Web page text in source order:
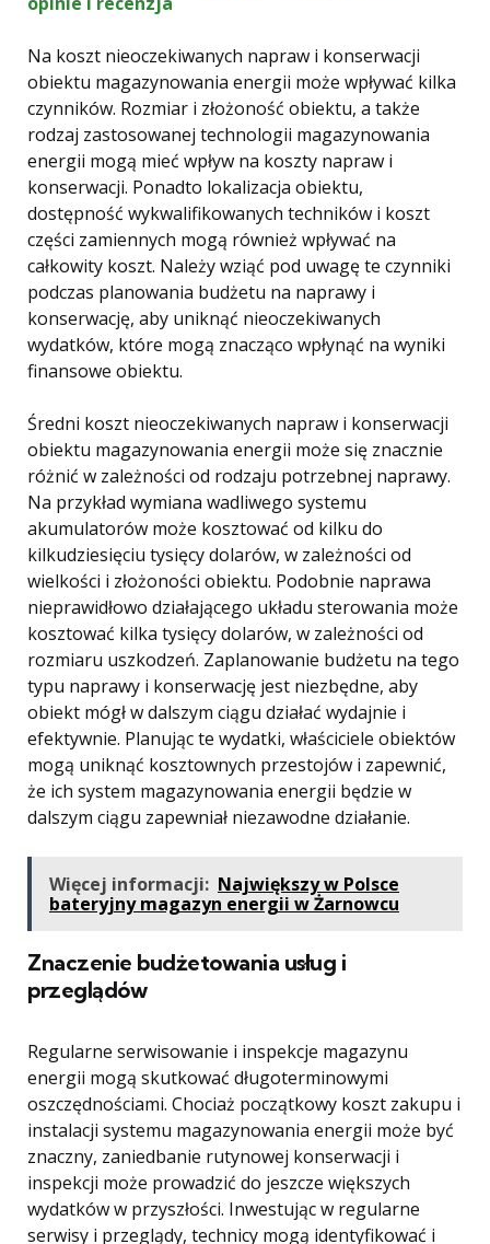
Na koszt nieoczekiwanych napraw i konserwacji
obiektu magazynowania energii może wpływać kilka
czynników. Rozmiar i złożoność obiektu, a także
rodzaj zastosowanej technologii magazynowania
energii mogą mieć wpływ na koszty napraw i
konserwacji. Ponadto lokalizacja obiektu,
dostępność wykwalifikowanych techników i koszt
części zamiennych mogą również wpływać na
całkowity koszt. Należy wziąć pod uwagę te czynniki
podczas planowania budżetu na naprawy i
konserwację, aby uniknąć nieoczekiwanych
wydatków, które mogą znacząco wpłynąć na wyniki
finansowe obiektu.
Średni koszt nieoczekiwanych napraw i konserwacji
obiektu magazynowania energii może się znacznie
różnić w zależności od rodzaju potrzebnej naprawy.
Na przykład wymiana wadliwego systemu
akumulatorów może kosztować od kilku do
kilkudziesięciu tysięcy dolarów, w zależności od
wielkości i złożoności obiektu. Podobnie naprawa
nieprawidłowo działającego układu sterowania może
kosztować kilka tysięcy dolarów, w zależności od
rozmiaru uszkodzeń. Zaplanowanie budżetu na tego
typu naprawy i konserwację jest niezbędne, aby
obiekt mógł w dalszym ciągu działać wydajnie i
efektywnie. Planując te wydatki, właściciele obiektów
mogą uniknąć kosztownych przestojów i zapewnić,
że ich system magazynowania energii będzie w
dalszym ciągu zapewniał niezawodne działanie.
Więcej informacji: Największy w Polsce
bateryjny magazyn energii w Żarnowcu
Znaczenie budżetowania usług i
przeglądów
Regularne serwisowanie i inspekcje magazynu
energii mogą skutkować długoterminowymi
oszczędnościami. Chociaż początkowy koszt zakupu i
instalacji systemu magazynowania energii może być
znaczny, zaniedbanie rutynowej konserwacji i
inspekcji może prowadzić do jeszcze większych
wydatków w przyszłości. Inwestując w regularne
serwisy i przeglądy, technicy mogą identyfikować i